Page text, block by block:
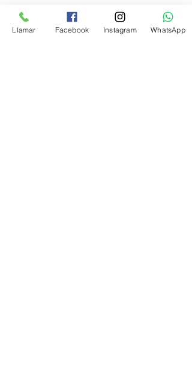
E-mail
propiedadespatagonia.cl@gmail.com
Llamar Facebook Instagram WhatsApp